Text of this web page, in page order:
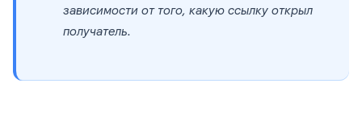
зависимости от того, какую ссылку открыл
получатель.